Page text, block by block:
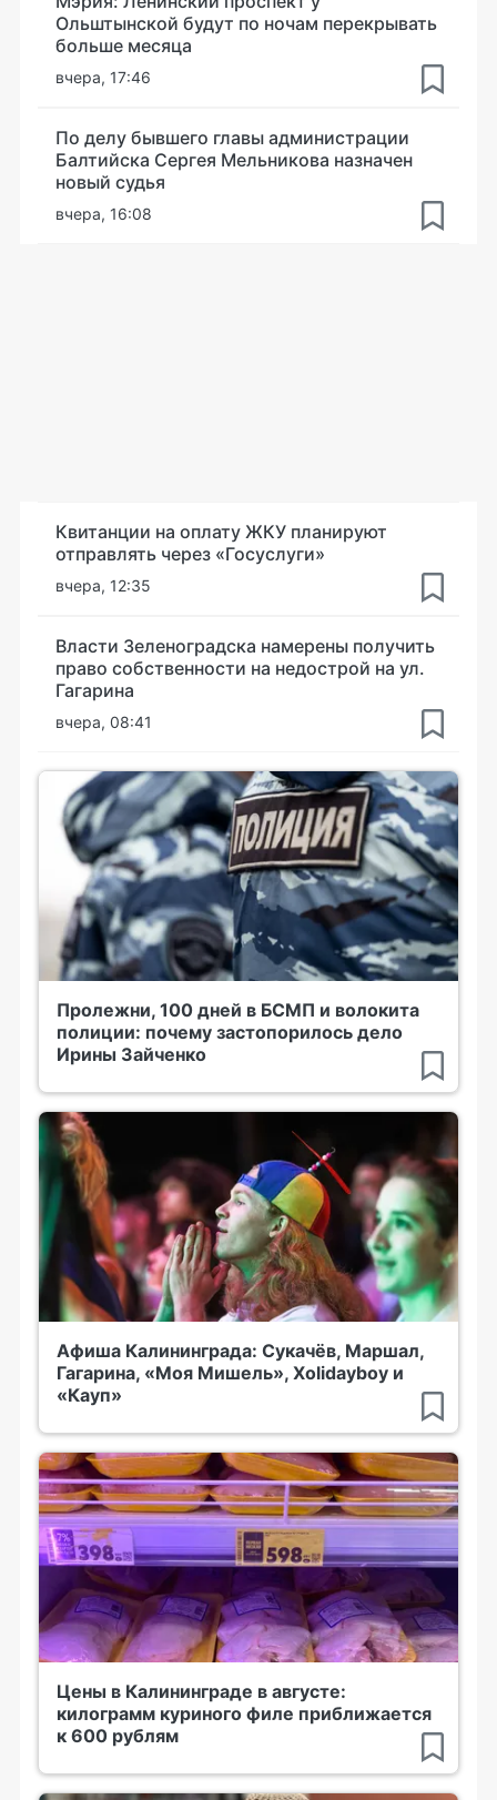
Ольштынской будут по ночам перекрывать
больше месяца
вчера, 17:46
По делу бывшего главы администрации
Балтийска Сергея Мельникова назначен
новый судья
вчера, 16:08
Квитанции на оплату ЖКУ планируют
отправлять через «Госуслуги»
вчера, 12:35
Власти Зеленоградска намерены получить
право собственности на недострой на ул.
Гагарина
вчера, 08:41
Пролежни, 100 дней в БСМП и волокита
полиции: почему застопорилось дело
Ирины Зайченко
Афиша Калининграда: Сукачёв, Маршал,
Гагарина, «Моя Мишель», Xolidayboy и
«Кауп»
Цены в Калининграде в августе:
килограмм куриного филе приближается
к 600 рублям